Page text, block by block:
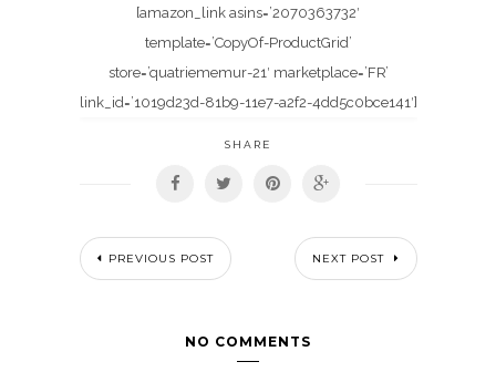
[amazon_link asins=’2070363732′
template=’CopyOf-ProductGrid’
store=’quatriememur-21′ marketplace=’FR’
link_id=’1019d23d-81b9-11e7-a2f2-4dd5c0bce141′]
SHARE
PREVIOUS POST NEXT POST
NO COMMENTS